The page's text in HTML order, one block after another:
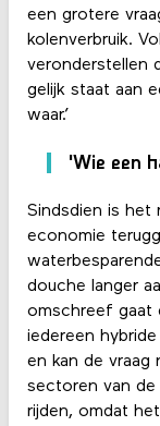
een grotere
kolenverbruik.
veronderstellen
gelijk staat aan
waar.’
'Wie een
Sindsdien is het
economie
douche langer
omschreef gaat
iedereen
en kan de vraag
sectoren van de
rijden, omdat